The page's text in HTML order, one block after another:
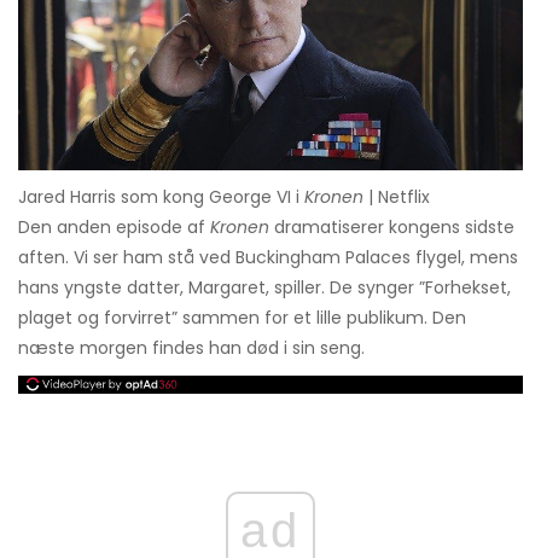
Jared Harris som kong George VI i Kronen | Netflix
Den anden episode af Kronen dramatiserer kongens sidste
aften. Vi ser ham stå ved Buckingham Palaces flygel, mens
hans yngste datter, Margaret, spiller. De synger ”Forhekset,
plaget og forvirret” sammen for et lille publikum. Den
næste morgen findes han død i sin seng.
ad